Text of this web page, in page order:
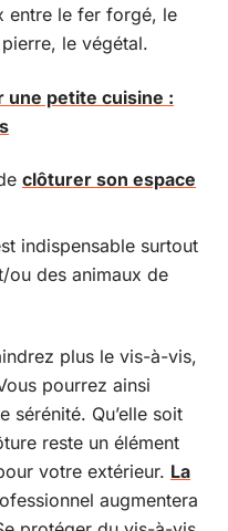
entre le fer forgé, le
le végétal.
une petite cuisine :
clôturer son espace
indispensable surtout
ou des animaux de
plus le vis-à-vis,
pourrez ainsi
sérénité. Qu’elle soit
reste un élément
votre extérieur. La
augmentera